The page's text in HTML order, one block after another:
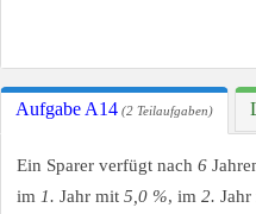
Aufgabe A14 (2 Teilaufgaben)
Ein Sparer verfügt nach 6
im 1. Jahr mit 5,0 %, im 2.